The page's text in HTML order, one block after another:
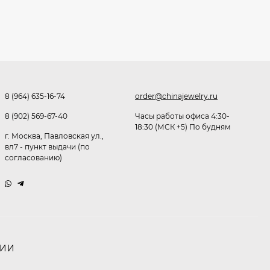
Очки K82133
255₽
8 (964) 635-16-74
8 (902) 569-67-40
г. Москва, Павловская ул.,
вл7 - пункт выдачи (по
согласованию)
order@chinajewelry.ru
Часы работы офиса 4:30-
18:30 (МСК +5) По будням